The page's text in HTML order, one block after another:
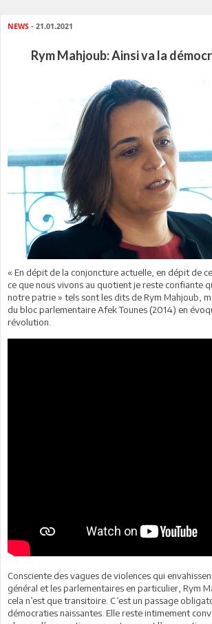
NEWS - 21.01.2021
Rym Mahjoub: Ainsi va la
« En dépit de la conjoncture actuelle, en dépit de
ce que nous vivons au quotient je reste confiante
notre patrie » tels sont les dits de Rym Mahjoub,
du bloc parlementaire Afek Tounes (2014) en
révolution.
Consciente des vagues de violences qui
général et les parlementaires en particulier, Rym
cela n’est que transitoire. C’est un passage
démocraties naissantes. Elle reste intimement